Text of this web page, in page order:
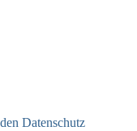
Datenschutz